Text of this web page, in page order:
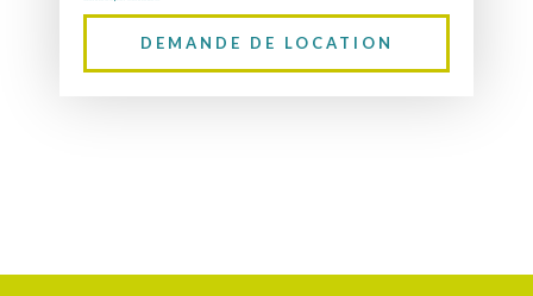
DEMANDE DE LOCATION